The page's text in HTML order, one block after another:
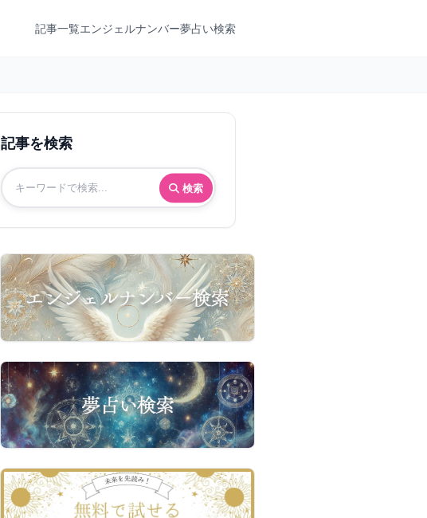
記事一覧エンジェルナンバー夢占い検索
記事を検索
検索